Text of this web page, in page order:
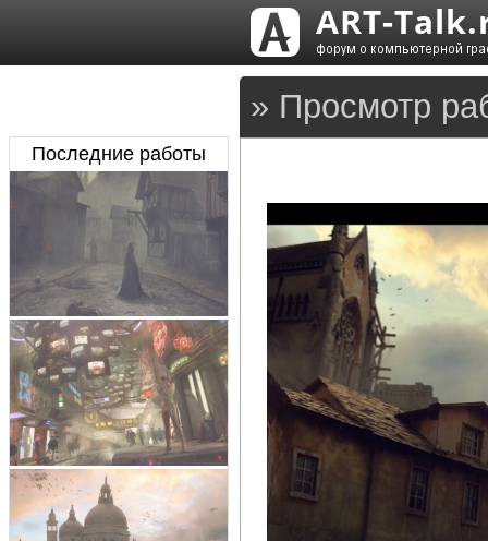
» Просмотр
Последние работы